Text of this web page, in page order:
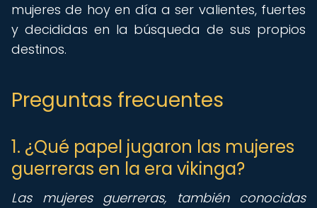
mujeres de hoy en día a ser valientes, fuertes
y decididas en la búsqueda de sus propios
destinos.
Preguntas frecuentes
1. ¿Qué papel jugaron las mujeres
guerreras en la era vikinga?
Las mujeres guerreras, también conocidas